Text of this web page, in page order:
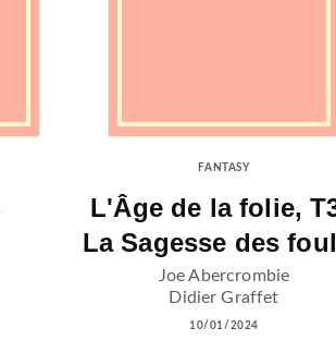
FANTASY
L'Âge de la folie,
La Sagesse des
Joe Abercrombie
Didier Graffet
10/01/2024